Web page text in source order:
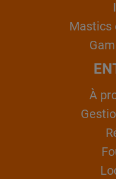
Mastics
À